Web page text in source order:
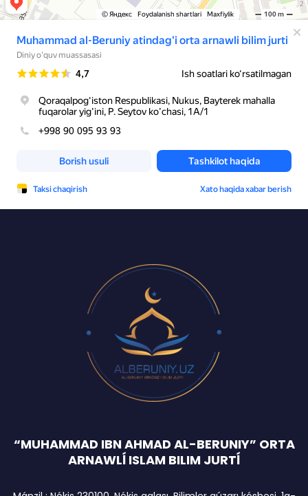
“MUHAMMAD IBN AHMAD AL-BERUNIY” ORTA
ARNAWLĺ ISLAM BILIM JURTĺ